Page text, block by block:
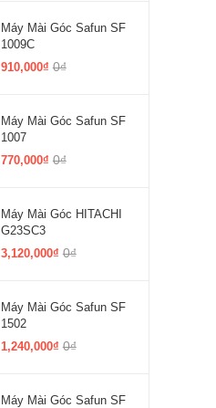
Máy Mài Góc Safun SF
1009C
910,000₫0₫
Máy Mài Góc Safun SF
1007
770,000₫0₫
Máy Mài Góc HITACHI
G23SC3
3,120,000₫0₫
Máy Mài Góc Safun SF
1502
1,240,000₫0₫
Máy Mài Góc Safun SF